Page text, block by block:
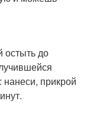
остыть до
прикрой